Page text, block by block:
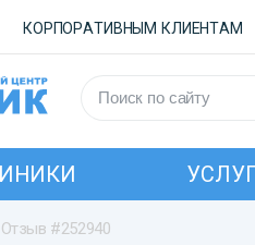
КОРПОРАТИВНЫМ КЛИЕНТАМ
Отзыв #252940